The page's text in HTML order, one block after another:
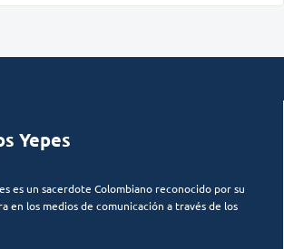
Yepes
es un sacerdote Colombiano reconocido por su
en los medios de comunicación a través de los